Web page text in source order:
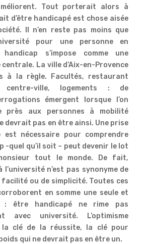
Tout porterait alors à
d’être handicapé est chose aisée
Il n’en reste pas moins que
pour une personne en
s’impose comme une
La ville d’Aix-en-Provence
à la règle. Facultés, restaurant
centre-ville, logements : de
émergent lorsque l’on
près aux personnes à mobilité
devrait pas en être ainsi. Une prise
est nécessaire pour comprendre
-quel qu’il soit – peut devenir le lot
tout le monde. De fait,
l’université n’est pas synonyme de
facilité ou de simplicité. Toutes ces
en somme une seule et
: être handicapé ne rime pas
avec université. L’optimisme
la clé de la réussite, la clé pour
qui ne devrait pas en être un.